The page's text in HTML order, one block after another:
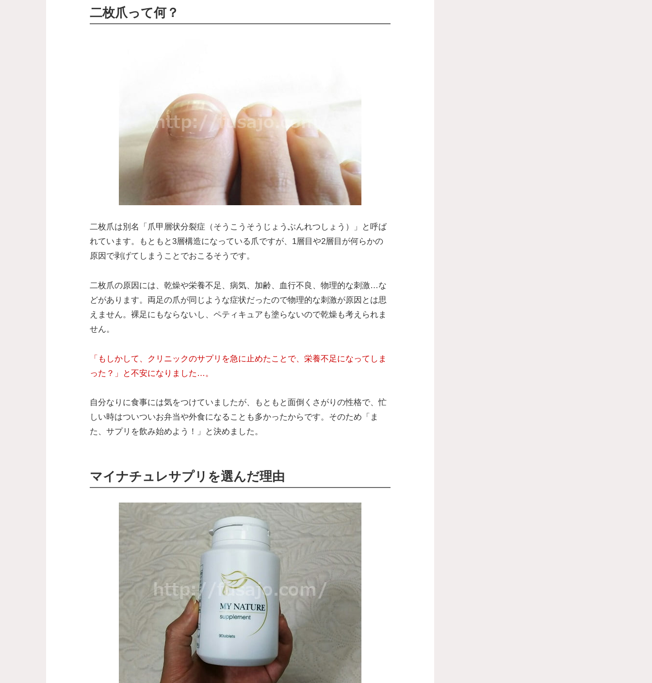
二枚爪って何？
二枚爪は別名「爪甲層状分裂症（そうこうそうじょうぶんれつしょう）」と呼ば
れています。もともと3層構造になっている爪ですが、1層目や2層目が何らかの
原因で剥げてしまうことでおこるそうです。
二枚爪の原因には、乾燥や栄養不足、病気、加齢、血行不良、物理的な刺激…な
どがあります。両足の爪が同じような症状だったので物理的な刺激が原因とは思
えません。裸足にもならないし、ペティキュアも塗らないので乾燥も考えられま
せん。
「もしかして、クリニックのサプリを急に止めたことで、栄養不足になってしま
った？」と不安になりました…。
自分なりに食事には気をつけていましたが、もともと面倒くさがりの性格で、忙
しい時はついついお弁当や外食になることも多かったからです。そのため「ま
た、サプリを飲み始めよう！」と決めました。
マイナチュレサプリを選んだ理由